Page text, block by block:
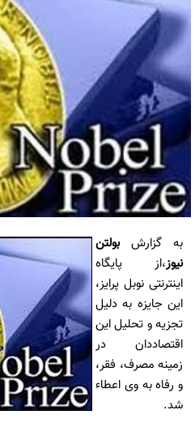
به گزارشبولتن
نیوز،از پایگاه
اینترنتی نوبل پرایز،
این جایزه به دلیل
تجزیه و تحلیل این
اقتصاددان در
زمینه مصرف، فقر،
و رفاه به وی اعطاء
شد.